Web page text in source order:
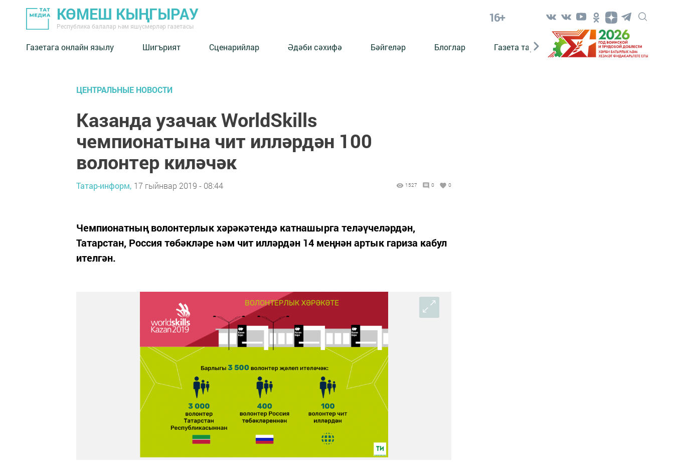
КӨМЕШ КЫҢГЫРАУ
Республика балалар һәм яшүсмерләр газетасы
16+
Газетага онлайн язылу Шигърият Сценарийлар Әдәби сәхифә Бәйгеләр Блоглар Газета тарихы Әкият Әкият
ЦЕНТРАЛЬНЫЕ НОВОСТИ
Казанда узачак WorldSkills
чемпионатына чит илләрдән 100
волонтер киләчәк
Татар-информ, 17 гыйнвар 2019 - 08:44 1527 0 0
Чемпионатның волонтерлык хәрәкәтендә катнашырга теләүчеләрдән,
Татарстан, Россия төбәкләре һәм чит илләрдән 14 меңнән артык гариза кабул
ителгән.